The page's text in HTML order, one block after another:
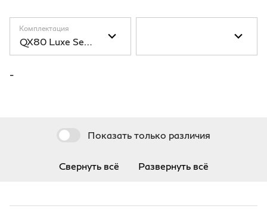
QX80 Luxe Sensory ProACTIVE (8-местный)
Комплектация
-
Показать только различия
Свернуть всё Развернуть всё